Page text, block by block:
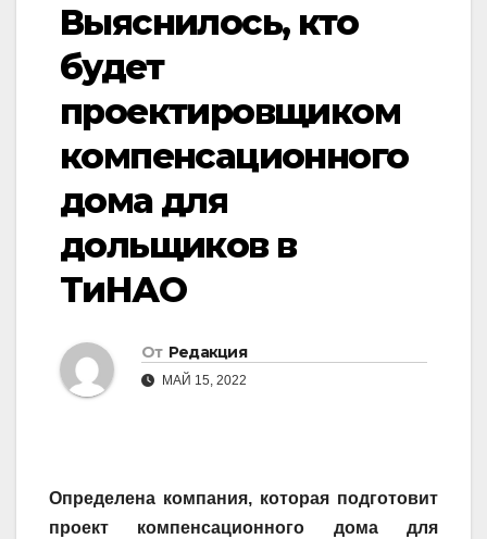
Выяснилось, кто
будет
проектировщиком
компенсационного
дома для
дольщиков в
ТиНАО
От Редакция
МАЙ 15, 2022
Определена компания, которая подготовит
проект компенсационного дома для